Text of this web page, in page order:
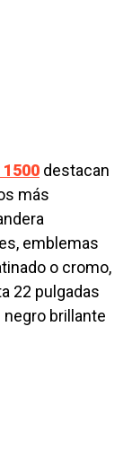
1500 destacan
más
emblemas
o cromo,
22 pulgadas
brillante